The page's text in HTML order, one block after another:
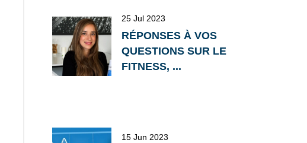
25 Jul 2023
RÉPONSES À VOS
QUESTIONS SUR LE
FITNESS, ...
15 Jun 2023